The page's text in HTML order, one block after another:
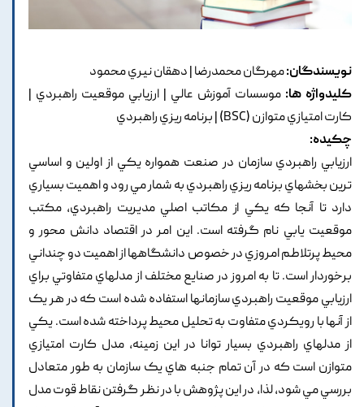
نویسندگان:مهرگان محمدرضا | دهقان نيري محمود
کلیدواژه ها: موسسات آموزش عالي | ارزيابي موقعيت راهبردي |
کارت امتيازي متوازن (BSC) | برنامه ريزي راهبردي
چکیده:
ارزيابي راهبردي سازمان در صنعت همواره يکي از اولين و اساسي
ترين بخشهاي برنامه ريزي راهبردي به شمار مي رود و اهميت بسياري
دارد تا آنجا که يکي از مکاتب اصلي مديريت راهبردي, مکتب
موقعيت يابي نام گرفته است. اين امر در اقتصاد دانش محور و
محيط پرتلاطم امروزي در خصوص دانشگاهها از اهميت دو چنداني
برخوردار است. تا به امروز در صنايع مختلف از مدلهاي متفاوتي براي
ارزيابي موقعيت راهبردي سازمانها استفاده شده است که در هر يک
از آنها با رويکردي متفاوت به تحليل محيط پرداخته شده است. يکي
از مدلهاي راهبردي بسيار توانا در اين زمينه, مدل کارت امتيازي
متوازن است که در آن تمام جنبه هاي يک سازمان به طور متعادل
بررسي مي شود, لذا, در اين پژوهش با در نظر گرفتن نقاط قوت مدل